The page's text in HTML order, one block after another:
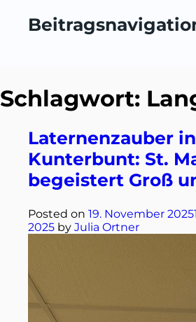
Schlagwort:
Laternenzauber
Kunterbunt: St.
begeistert Groß
Posted on 19. November 2025
2025 by Julia Ortner